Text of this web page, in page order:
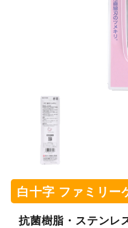
白十字 ファミリー
抗菌樹脂・ステンレ